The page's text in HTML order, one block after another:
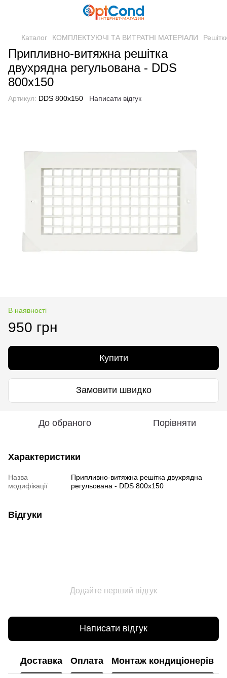
Каталог КОМПЛЕКТУЮЧІ ТА ВИТРАТНІ МАТЕРІАЛИ
Припливно-витяжна решітка
двухрядна регульована - DDS
800x150
Артикул: DDS 800x150 Написати відгук
В наявності
950 грн
Купити
Замовити швидко
До обраного Порівняти
Характеристики
Назва
модифікації
Припливно-витяжна решітка двухрядна
регульована - DDS 800x150
Відгуки
Додайте перший відгук
Написати відгук
Доставка Оплата Монтаж кондиціонерів